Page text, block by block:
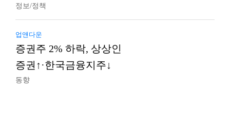
정보/정책
업앤다운
증권주 2% 하락, 상상인
증권↑·한국금융지주↓
동향